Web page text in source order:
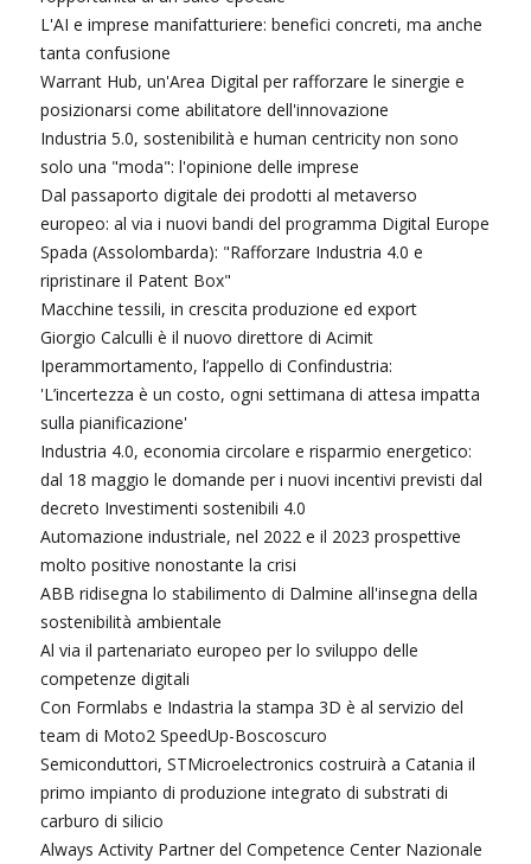
L'AI e imprese manifatturiere: benefici concreti, ma anche
tanta confusione
Warrant Hub, un'Area Digital per rafforzare le sinergie e
posizionarsi come abilitatore dell'innovazione
Industria 5.0, sostenibilità e human centricity non sono
solo una "moda": l'opinione delle imprese
Dal passaporto digitale dei prodotti al metaverso
europeo: al via i nuovi bandi del programma Digital Europe
Spada (Assolombarda): "Rafforzare Industria 4.0 e
ripristinare il Patent Box"
Macchine tessili, in crescita produzione ed export
Giorgio Calculli è il nuovo direttore di Acimit
Iperammortamento, l’appello di Confindustria:
'L’incertezza è un costo, ogni settimana di attesa impatta
sulla pianificazione'
Industria 4.0, economia circolare e risparmio energetico:
dal 18 maggio le domande per i nuovi incentivi previsti dal
decreto Investimenti sostenibili 4.0
Automazione industriale, nel 2022 e il 2023 prospettive
molto positive nonostante la crisi
ABB ridisegna lo stabilimento di Dalmine all'insegna della
sostenibilità ambientale
Al via il partenariato europeo per lo sviluppo delle
competenze digitali
Con Formlabs e Indastria la stampa 3D è al servizio del
team di Moto2 SpeedUp-Boscoscuro
Semiconduttori, STMicroelectronics costruirà a Catania il
primo impianto di produzione integrato di substrati di
carburo di silicio
Always Activity Partner del Competence Center Nazionale